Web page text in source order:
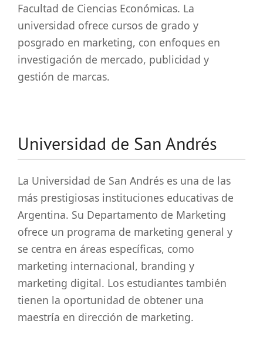
Facultad de Ciencias Económicas. La
universidad ofrece cursos de grado y
posgrado en marketing, con enfoques en
investigación de mercado, publicidad y
gestión de marcas.
Universidad de San Andrés
La Universidad de San Andrés es una de las
más prestigiosas instituciones educativas de
Argentina. Su Departamento de Marketing
ofrece un programa de marketing general y
se centra en áreas específicas, como
marketing internacional, branding y
marketing digital. Los estudiantes también
tienen la oportunidad de obtener una
maestría en dirección de marketing.